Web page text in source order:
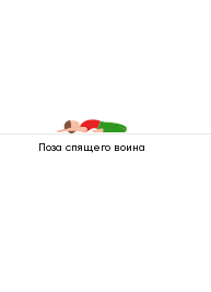
Поза спящего воина